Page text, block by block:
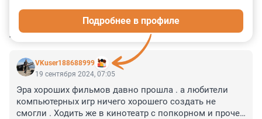
КОММЕНТАРИИ 4
VKuser188688999
Подробнее в профиле
19 сентября 2024, 07:05
Эра хороших фильмов давно прошла . а любители
компьютерных игр ничего хорошего создать не
смогли . Ходить же в кинотеатр с попкорном и прочей